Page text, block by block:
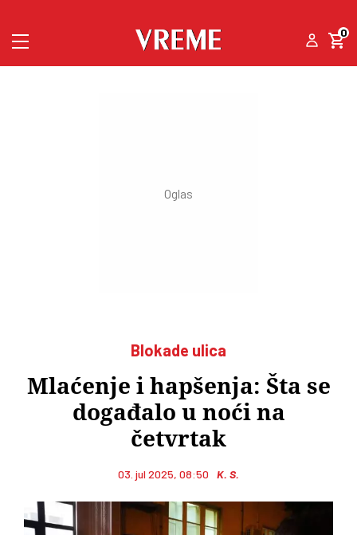
0
Blokade ulica
Mlaćenje i hapšenja: Šta se
događalo u noći na
četvrtak
03. jul 2025, 08:50 K. S.